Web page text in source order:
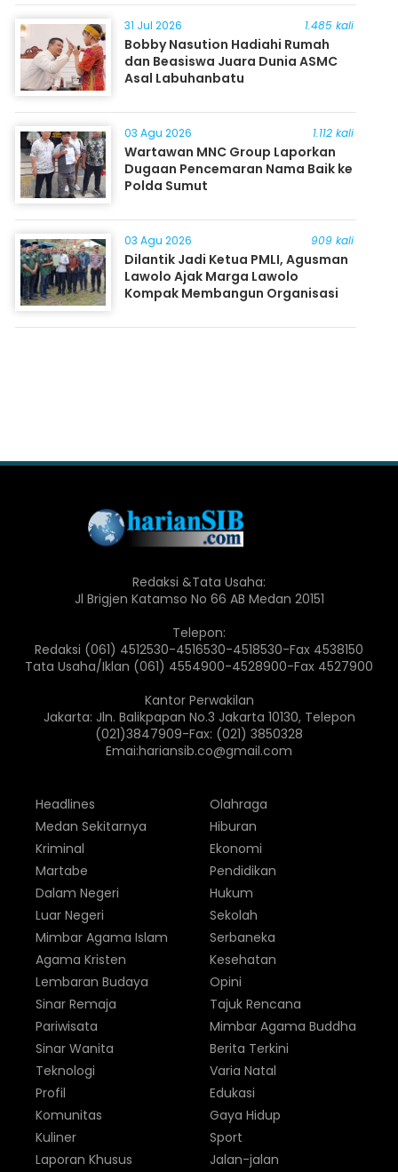
31 Jul 2026 1.485 kali
Bobby Nasution Hadiahi Rumah
dan Beasiswa Juara Dunia ASMC
Asal Labuhanbatu
03 Agu 2026 1.112 kali
Wartawan MNC Group Laporkan
Dugaan Pencemaran Nama Baik ke
Polda Sumut
03 Agu 2026 909 kali
Dilantik Jadi Ketua PMLI, Agusman
Lawolo Ajak Marga Lawolo
Kompak Membangun Organisasi
Redaksi &Tata Usaha:
Jl Brigjen Katamso No 66 AB Medan 20151
Telepon:
Redaksi (061) 4512530-4516530-4518530-Fax 4538150
Tata Usaha/Iklan (061) 4554900-4528900-Fax 4527900
Kantor Perwakilan
Jakarta: Jln. Balikpapan No.3 Jakarta 10130, Telepon
(021)3847909-Fax: (021) 3850328
Emai:hariansib.co@gmail.com
Headlines
Medan Sekitarnya
Kriminal
Martabe
Dalam Negeri
Luar Negeri
Olahraga
Hiburan
Ekonomi
Pendidikan
Hukum
Sekolah
Mimbar Agama Islam
Agama Kristen
Lembaran Budaya
Sinar Remaja
Pariwisata
Sinar Wanita
Serbaneka
Kesehatan
Opini
Tajuk Rencana
Mimbar Agama Buddha
Berita Terkini
Teknologi
Profil
Komunitas
Kuliner
Laporan Khusus
Varia Natal
Edukasi
Gaya Hidup
Sport
Jalan-jalan